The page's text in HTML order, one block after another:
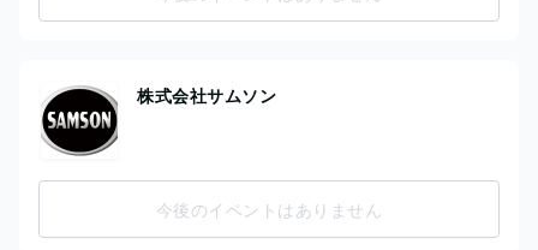
株式会社サムソン
今後のイベントはありません